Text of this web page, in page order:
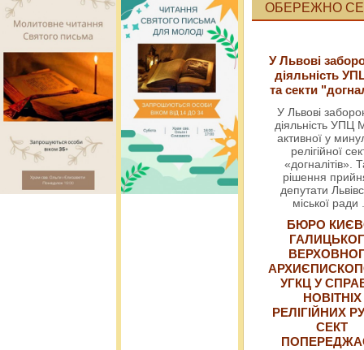
ОБЕРЕЖНО
У Львові
діяльність
та секти
У Львові
діяльність УПЦ
активної у
релігійної
«догналітів».
рішення
депутати
міської ради
БЮРО
УГКЦ У
НОВІТНІХ
РЕЛІГІЙНИХ
СЕКТ